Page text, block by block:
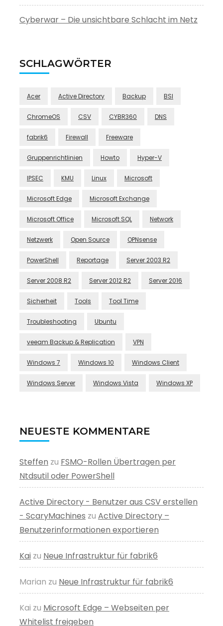
Cyberwar – Die unsichtbare Schlacht im Netz
SCHLAGWÖRTER
Acer Active Directory Backup BSI
ChromeOS CSV CYBR360 DNS
fabrik6 Firewall Freeware
Gruppenrichtlinien Howto Hyper-V
IPSEC KMU Linux Microsoft
Microsoft Edge Microsoft Exchange
Microsoft Office Microsoft SQL Network
Netzwerk Open Source OPNsense
PowerShell Reportage Server 2003 R2
Server 2008 R2 Server 2012 R2 Server 2016
Sicherheit Tools Tool Time
Troubleshooting Ubuntu
veeam Backup & Replication VPN
Windows 7 Windows 10 Windows Client
Windows Server Windows Vista Windows XP
NEUESTE KOMMENTARE
Steffen zu FSMO-Rollen Übertragen per
Ntdsutil oder PowerShell
Active Directory - Benutzer aus CSV erstellen
- ScaryMachines zu Active Directory –
Benutzerinformationen exportieren
Kai zu Neue Infrastruktur für fabrik6
Marian zu Neue Infrastruktur für fabrik6
Kai zu Microsoft Edge – Webseiten per
Whitelist freigeben